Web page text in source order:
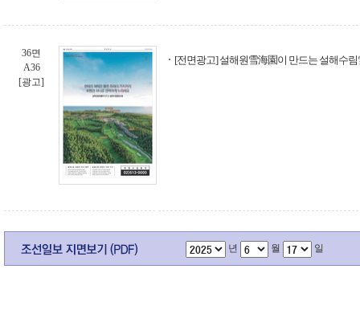
36면
A36
[광고]
[전면광고] 설해원雪海園이 만드는 설해수
년 월 일